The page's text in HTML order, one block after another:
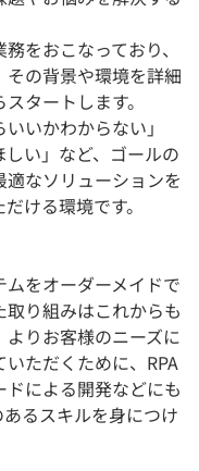
をおこなっており、
の背景や環境を詳細
タートします。
いかわからない」
しい」など、ゴールの
なソリューションを
ける環境です。
をオーダーメイドで
り組みはこれからも
りお客様のニーズに
ただくために、RPA
による開発などにも
るスキルを身につけ